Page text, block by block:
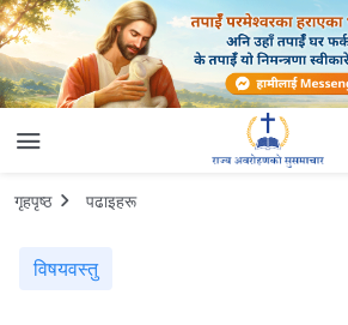
गृहपृष्ठ पढाइहरू
विषयवस्तु